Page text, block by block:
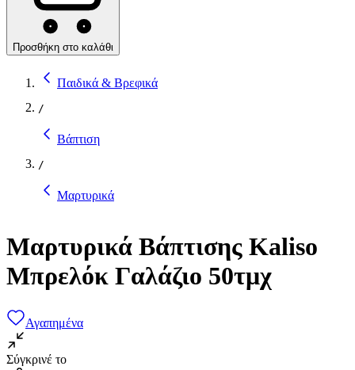
Προσθήκη στο καλάθι
Παιδικά & Βρεφικά
/
Βάπτιση
/
Μαρτυρικά
Μαρτυρικά Βάπτισης Kaliso
Μπρελόκ Γαλάζιο 50τμχ
Αγαπημένα
Σύγκρινέ το